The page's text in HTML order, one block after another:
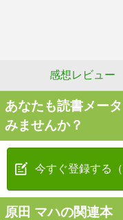
感想レビュー
あなたも読書メー
みませんか？
今すぐ登録する（
原田 マハの関連本